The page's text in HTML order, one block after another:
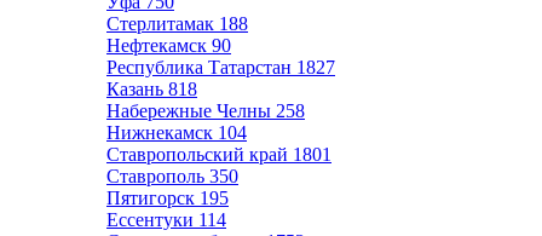
Стерлитамак 188
Нефтекамск 90
Республика Татарстан 1827
Казань 818
Набережные Челны 258
Нижнекамск 104
Ставропольский край 1801
Ставрополь 350
Пятигорск 195
Ессентуки 114